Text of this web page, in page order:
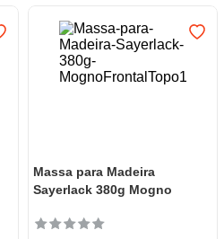
Massa para Madeira
Sayerlack 380g Mogno